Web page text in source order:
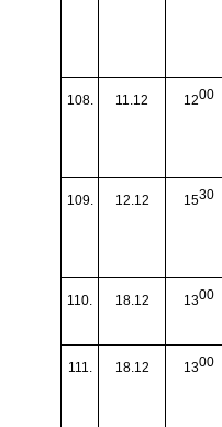
108. 11.12 1200
109. 12.12 1530
110. 18.12 1300
111. 18.12 1300